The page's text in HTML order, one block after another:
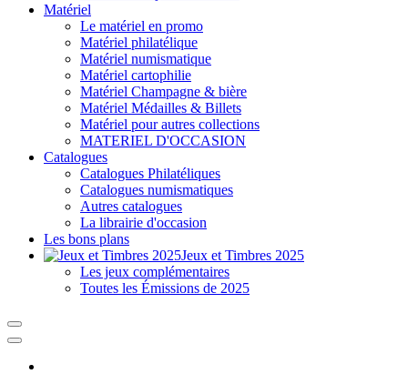
Matériel
Le matériel en promo
Matériel philatélique
Matériel numismatique
Matériel cartophilie
Matériel Champagne & bière
Matériel Médailles & Billets
Matériel pour autres collections
MATERIEL D'OCCASION
Catalogues
Catalogues Philatéliques
Catalogues numismatiques
Autres catalogues
La librairie d'occasion
Les bons plans
Jeux et Timbres 2025
Les jeux complémentaires
Toutes les Émissions de 2025